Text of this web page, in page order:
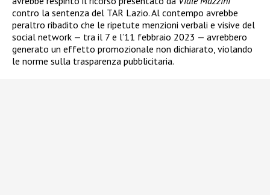
contro la sentenza del TAR Lazio. Al contempo avrebbe
peraltro ribadito che le ripetute menzioni verbali e visive del
social network — tra il 7 e l’11 febbraio 2023 — avrebbero
generato un effetto promozionale non dichiarato, violando
le norme sulla trasparenza pubblicitaria.